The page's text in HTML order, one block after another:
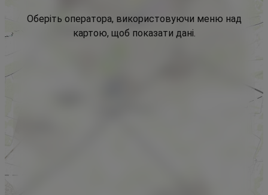
Оберіть оператора, використовуючи меню над
картою, щоб показати дані.